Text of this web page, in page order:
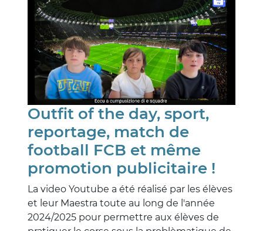
Outfit of the day, sport,
reportage, match de
football FCB et même
promotion publicitaire !
La video Youtube a été réalisé par les élèves
et leur Maestra toute au long de l'année
2024/2025 pour permettre aux élèves de